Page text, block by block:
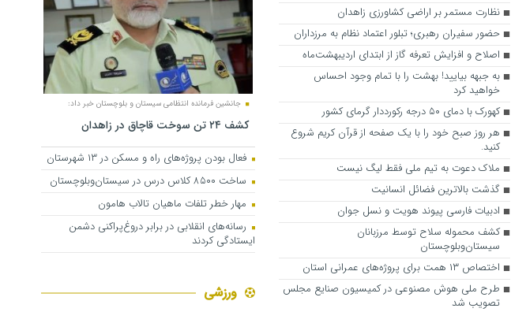
نظارت مستمر بر اراضی کشاورزی زاهدان
حضور سفیران رهبری؛ تبلور اعتماد نظام به مرزداران
اصلاح و افزایش تعرفه گاز از ابتدای اردیبهشت‌ماه
به جبهه بیایید! بهشت را با تمام وجود احساس
خواهید کرد
کهورک با دمای ۵۰ درجه رکورددار گرمای کشور
هر روز صبح خود را با یک صفحه از قرآن کریم شروع
کنید.
ملاک دعوت به تیم ملی فقط لیگ نیست
گذشت بالاترین فضائل انسانیت
ادبیات فارسی پیوند هویت و نسل جوان
کشف محموله سلاح توسط مرزبانان
سیستان‌وبلوچستان
اختصاص ۱۳ همت برای پروژه‌های عمرانی استان
طرح ملی هوش مصنوعی در کمیسیون صنایع مجلس
تصویب شد
جانشین فرمانده انتظامی سیستان و بلوچستان خبر داد:
کشف ۲۴ تن سوخت قاچاق در زاهدان
فعال بودن پروژه‌های راه و مسکن در ۱۳ شهرستان
ساخت ۸۵۰۰ کلاس درس در سیستان‌وبلوچستان
مهار خطر تلفات ماهیان تالاب‌ هامون
رسانه‌های انقلابی در برابر دروغ‌پراکنی دشمن
ایستادگی کردند
ورزشی